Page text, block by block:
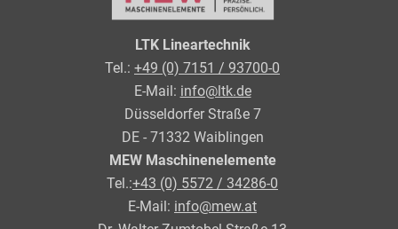
LTK Lineartechnik
Tel.: +49 (0) 7151 / 93700-0
E-Mail: info@ltk.de
Düsseldorfer Straße 7
DE - 71332 Waiblingen
MEW Maschinenelemente
Tel.:+43 (0) 5572 / 34286-0
E-Mail: info@mew.at